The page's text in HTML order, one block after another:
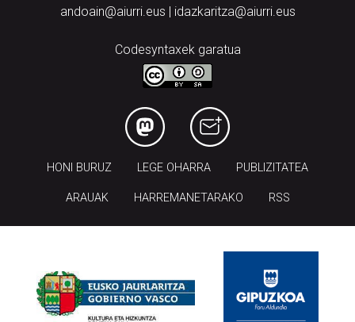
andoain@aiurri.eus | idazkaritza@aiurri.eus
Codesyntaxek garatua
HONI BURUZ LEGE OHARRA PUBLIZITATEA
ARAUAK HARREMANETARAKO RSS